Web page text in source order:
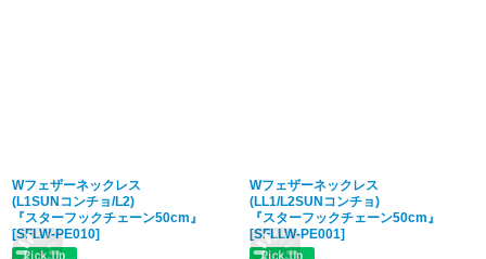
Wフェザーネックレス
(L1SUNコンチョ/L2)
『スターフックチェーン50cm』
[SFLW-PE010]
Wフェザーネックレス
(LL1/L2SUNコンチョ)
『スターフックチェーン50cm』
[SFLLW-PE001]